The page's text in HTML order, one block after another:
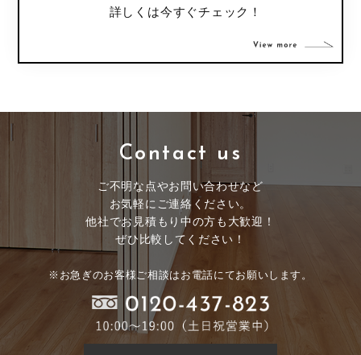
詳しくは今すぐチェック！
Contact us
ご不明な点やお問い合わせなど
お気軽にご連絡ください。
他社でお見積もり中の方も大歓迎！
ぜひ比較してください！
※お急ぎのお客様ご相談はお電話にてお願いします。